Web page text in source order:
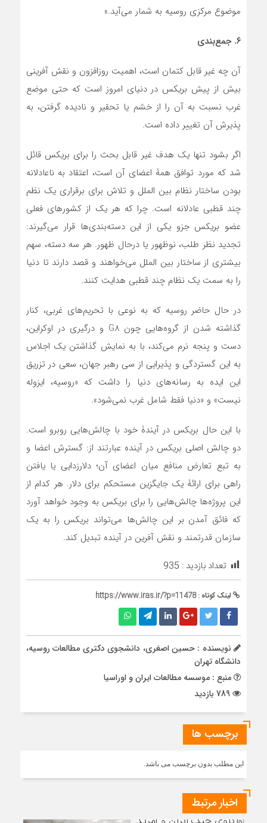
موضوع مرکزی روسیه به شمار می‌آید.»
۶. جمع‌ بندی
آن چه غیر قابل کتمان است، اهمیت روزافزون و نقش آفرینی
بیش از پیش بریکس در دنیای امروز است که حتی موضع
غرب نسبت به آن را از خشم یا تحقیر و نادیده گرفتن، به
پذیرش آن تغییر داده است.
اگر بشود تنها یک هدف غیر قابل بحث را برای بریکس قائل
شد که مورد توافق همۀ اعضای آن است، اعتقاد به ناعادلانه
بودن ساختار نظام بین الملل و تلاش برای برقراری یک نظم
چند قطبی عادلانه است. چرا که هر یک از کشورهای فعلی
عضو بریکس جزو یکی از این دسته‌‌بندی‌ها قرار می‌گیرند:
تجدید نظر طلب، نوظهور یا درحال ظهور. هر سه دسته، سهم
بیشتری از ساختار بین الملل می‌خواهند و قصد دارند تا دنیا
را به سمت یک نظام چند قطبی هدایت کنند.
در حال حاضر روسیه که به نوعی با تحریم‌های غربی، کنار
گذاشته شدن از گروه‌هایی چون G8 و درگیری در اوکراین،
دست و پنجه نرم می‌کند، با به نمایش گذاشتن یک اجلاس
به این گستردگی و پذیرایی از سی رهبر جهان، سعی در تزریق
این ایده به رسانه‌های دنیا را داشت که «روسیه، ایزوله
نیست» و «دنیا فقط شامل غرب نمی‌شود».
با این حال بریکس در آیندۀ خود با چالش‌هایی روبرو است.
دو چالش اصلی بریکس در آینده عبارتند از: گسترش اعضا و
به تبع تعارض منافع میان اعضای آن؛ دلارزدایی یا یافتن
راهی برای ارائۀ یک جایگزین مستحکم برای دلار. هر کدام از
این پروژه‌ها چالش‌هایی را برای بریکس به وجود خواهد آورد
که فائق آمدن بر این چالش‌ها می‌تواند بریکس را به یک
سازمان قدرتمند و نقش آفرین در آینده تبدیل کند.
تعداد بازدید : 935
لینک کوتاه :https://www.iras.ir/?p=11478
نویسنده : حسین اصغری، دانشجوی دکتری مطالعات روسیه،
دانشگاه تهران
منبع : موسسه مطالعات ایران و اوراسیا
برچسب ها
این مطلب بدون برچسب می باشد.
اخبار مرتبط